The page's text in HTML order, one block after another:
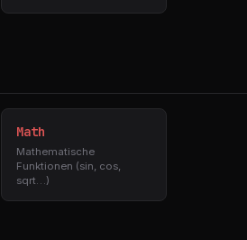
Math
Mathematische
Funktionen (sin, cos,
sqrt…)